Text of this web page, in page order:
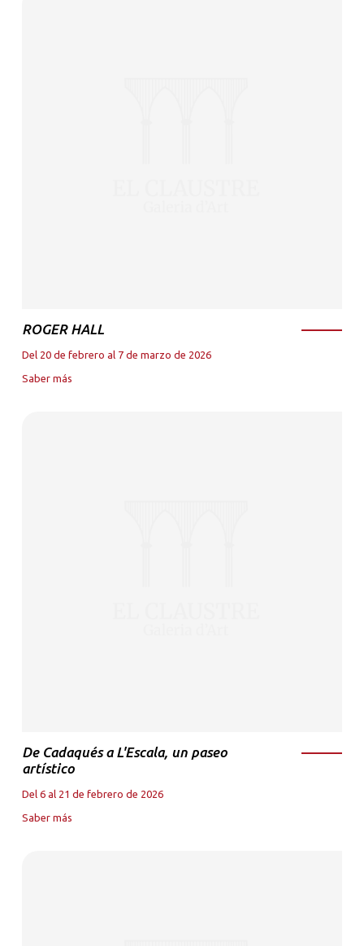
ROGER HALL
Del 20 de febrero al 7 de marzo de 2026
Saber más
De Cadaqués a L'Escala, un paseo
artístico
Del 6 al 21 de febrero de 2026
Saber más